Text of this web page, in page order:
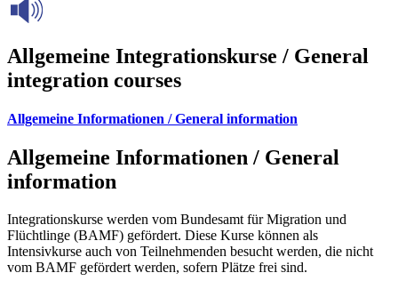
Allgemeine Integrationskurse / General
integration courses
Allgemeine Informationen / General information
Allgemeine Informationen / General
information
Integrationskurse werden vom Bundesamt für Migration und
Flüchtlinge (BAMF) gefördert. Diese Kurse können als
Intensivkurse auch von Teilnehmenden besucht werden, die nicht
vom BAMF gefördert werden, sofern Plätze frei sind.